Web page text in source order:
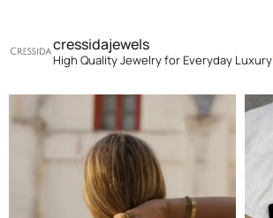
cressidajewels
High Quality Jewelry for Everyday Luxury